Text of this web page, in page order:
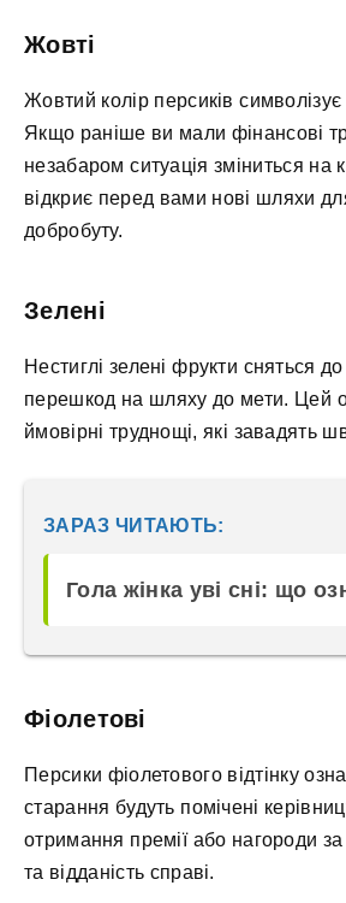
Жовті
Жовтий колір персиків
Якщо раніше ви мали фінансові
незабаром ситуація зміниться на
відкриє перед вами нові шляхи
добробуту.
Зелені
Нестиглі зелені фрукти сняться
перешкод на шляху до мети. Цей
ймовірні труднощі, які завадять
ЗАРАЗ ЧИТАЮТЬ:
Гола жінка уві сні: що
Фіолетові
Персики фіолетового відтінку
старання будуть помічені
отримання премії або нагороди
та відданість справі.